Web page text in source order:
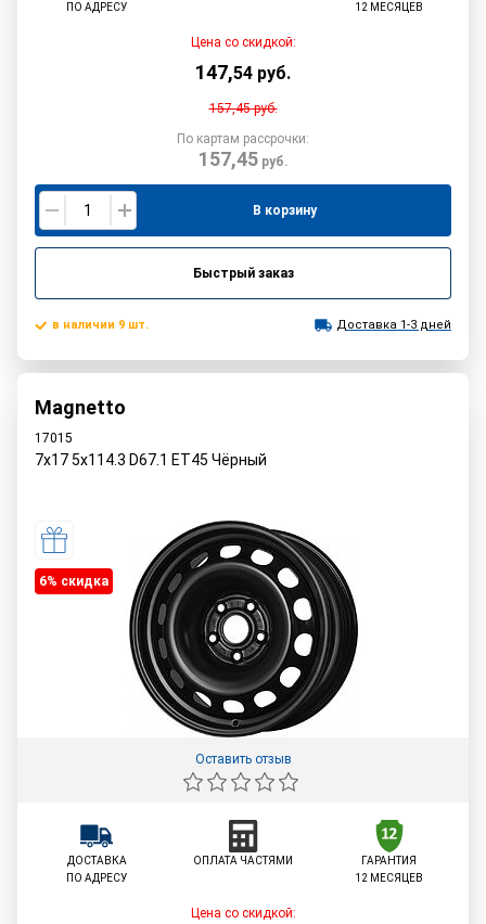
ПО АДРЕСУ
12 МЕСЯЦЕВ
Цена со скидкой:
147,54 руб.
157,45руб.
По картам рассрочки:
157,45руб.
В корзину
Быстрый заказ
в наличии 9 шт. Доставка 1-3 дней
Magnetto
17015
7x17 5x114.3 D67.1 ET45 Чёрный
6% cкидка
Оставить отзыв
ДОСТАВКА
ПО АДРЕСУ
ОПЛАТА ЧАСТЯМИ
ГАРАНТИЯ
12 МЕСЯЦЕВ
Цена со скидкой: